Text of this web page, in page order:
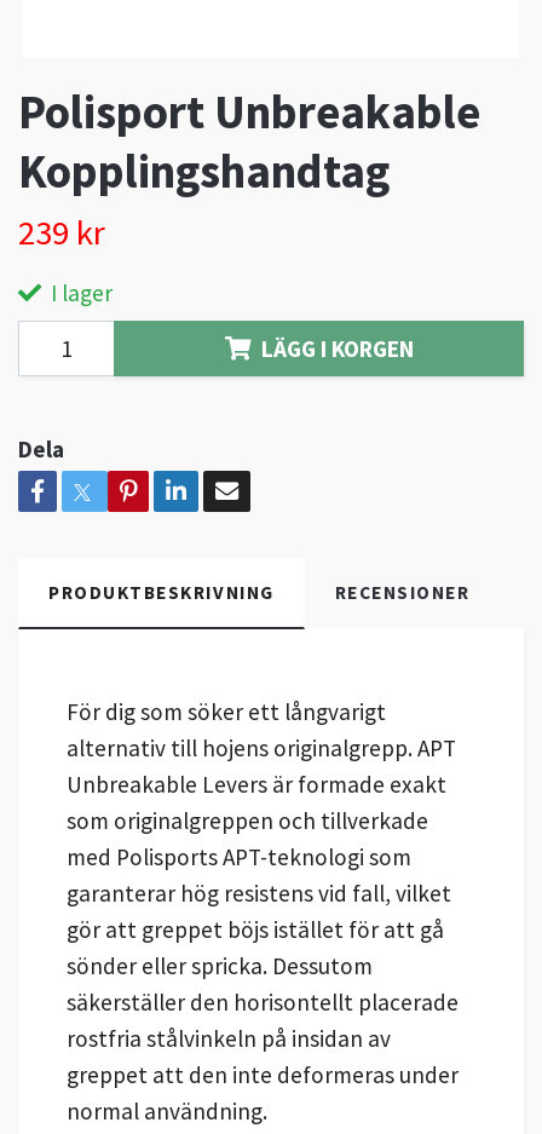
Polisport Unbreakable
Kopplingshandtag
239 kr
I lager
LÄGG I KORGEN
Dela
PRODUKTBESKRIVNING RECENSIONER
För dig som söker ett långvarigt
alternativ till hojens originalgrepp. APT
Unbreakable Levers är formade exakt
som originalgreppen och tillverkade
med Polisports APT-teknologi som
garanterar hög resistens vid fall, vilket
gör att greppet böjs istället för att gå
sönder eller spricka. Dessutom
säkerställer den horisontellt placerade
rostfria stålvinkeln på insidan av
greppet att den inte deformeras under
normal användning.